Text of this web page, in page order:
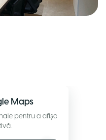
Maps
pentru a afișa